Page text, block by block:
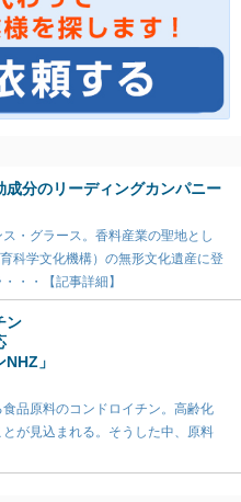
成分のリーディングカンパニー
・グラース。香料産業の聖地とし
科学文化機構）の無形文化遺産に登
・・【記事詳細】
ン
」
品原料のコンドロイチン。高齢化
が見込まれる。そうした中、原料